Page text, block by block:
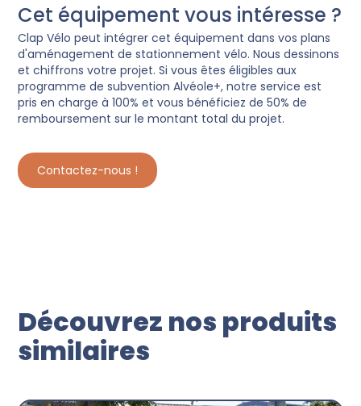
Cet équipement vous intéresse ?
Clap Vélo peut intégrer cet équipement dans vos plans
d'aménagement de stationnement vélo. Nous dessinons
et chiffrons votre projet. Si vous êtes éligibles aux
programme de subvention Alvéole+, notre service est
pris en charge à 100% et vous bénéficiez de 50% de
remboursement sur le montant total du projet.
Contactez-nous !
Découvrez nos produits
similaires